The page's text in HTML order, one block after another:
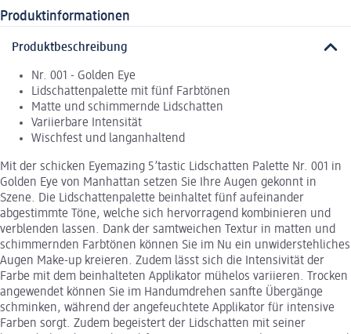
Produktinformationen
Produktbeschreibung
Nr. 001 - Golden Eye
Lidschattenpalette mit fünf Farbtönen
Matte und schimmernde Lidschatten
Variierbare Intensität
Wischfest und langanhaltend
Mit der schicken Eyemazing 5’tastic Lidschatten Palette Nr. 001 in
Golden Eye von Manhattan setzen Sie Ihre Augen gekonnt in
Szene. Die Lidschattenpalette beinhaltet fünf aufeinander
abgestimmte Töne, welche sich hervorragend kombinieren und
verblenden lassen. Dank der samtweichen Textur in matten und
schimmernden Farbtönen können Sie im Nu ein unwiderstehliches
Augen Make-up kreieren. Zudem lässt sich die Intensivität der
Farbe mit dem beinhalteten Applikator mühelos variieren. Trocken
angewendet können Sie im Handumdrehen sanfte Übergänge
schminken, während der angefeuchtete Applikator für intensive
Farben sorgt. Zudem begeistert der Lidschatten mit seiner